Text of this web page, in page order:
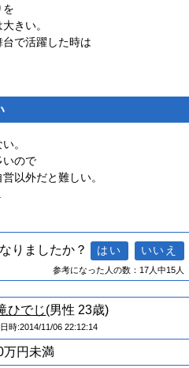
を
きい。
で活躍した時は
。
いので
以外だと難しい。
りましたか？
参考になった人の数：17人中15人
ひでじ(男性 23歳)
時:2014/11/06 22:12:14
万円未満